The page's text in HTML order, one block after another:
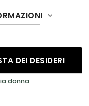
DEI DESIDERI
donna